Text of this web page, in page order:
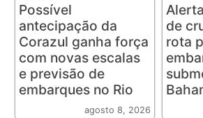
Possível
antecipação da
Corazul ganha força
com novas escalas
e previsão de
embarques no Rio
agosto 8, 2026
de
rota